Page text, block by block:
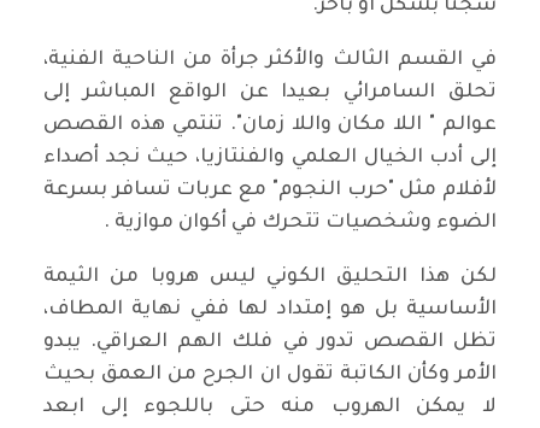
سجنا بشكل او بآخر.
في القسم الثالث والأكثر جرأة من الناحية الفنية،
تحلق السامرائي بعيدا عن الواقع المباشر إلى
عوالم " اللا مكان واللا زمان". تنتمي هذه القصص
إلى أدب الخيال العلمي والفنتازيا، حيث نجد أصداء
لأفلام مثل "حرب النجوم" مع عربات تسافر بسرعة
الضوء وشخصيات تتحرك في أكوان موازية .
لكن هذا التحليق الكوني ليس هروبا من الثيمة
الأساسية بل هو إمتداد لها ففي نهاية المطاف،
تظل القصص تدور في فلك الهم العراقي. يبدو
الأمر وكأن الكاتبة تقول ان الجرح من العمق بحيث
لا يمكن الهروب منه حتى باللجوء إلى ابعد